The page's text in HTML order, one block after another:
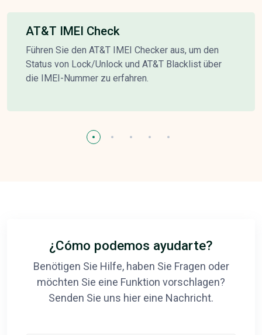
AT&T IMEI Check
Führen Sie den AT&T IMEI Checker aus, um den
Status von Lock/Unlock und AT&T Blacklist über
die IMEI-Nummer zu erfahren.
¿Cómo podemos ayudarte?
Benötigen Sie Hilfe, haben Sie Fragen oder
möchten Sie eine Funktion vorschlagen?
Senden Sie uns hier eine Nachricht.